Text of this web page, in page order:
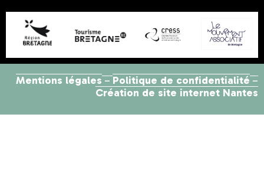
Mentions légales – Politique de confidentialité –
Création de site internet Nantes